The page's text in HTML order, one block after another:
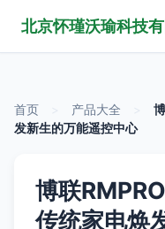
首页 产品大全
发新生的万能遥控中心
博联
传统家电焕